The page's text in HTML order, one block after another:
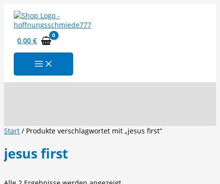
Inhalt
springen
0,00€
Start / Produkte verschlagwortet mit „jesus first“
jesus first